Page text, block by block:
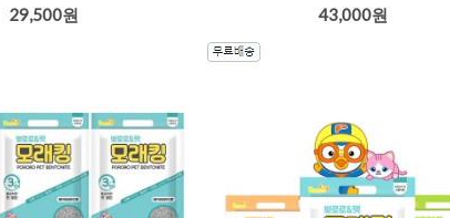
29,500원 43,000원